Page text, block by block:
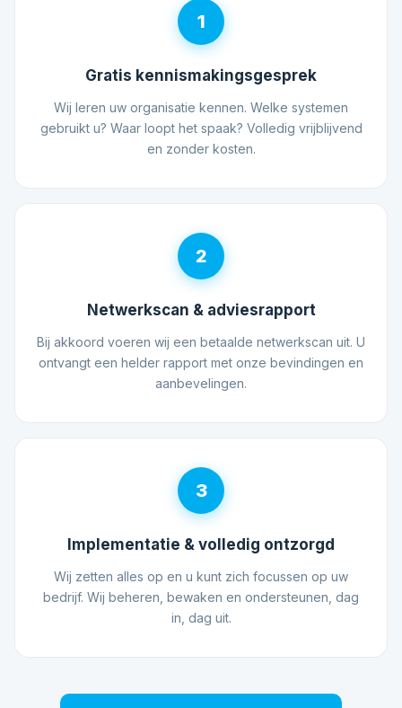
1
Gratis kennismakingsgesprek
Wij leren uw organisatie kennen. Welke systemen
gebruikt u? Waar loopt het spaak? Volledig vrijblijvend
en zonder kosten.
2
Netwerkscan & adviesrapport
Bij akkoord voeren wij een betaalde netwerkscan uit. U
ontvangt een helder rapport met onze bevindingen en
aanbevelingen.
3
Implementatie & volledig ontzorgd
Wij zetten alles op en u kunt zich focussen op uw
bedrijf. Wij beheren, bewaken en ondersteunen, dag
in, dag uit.